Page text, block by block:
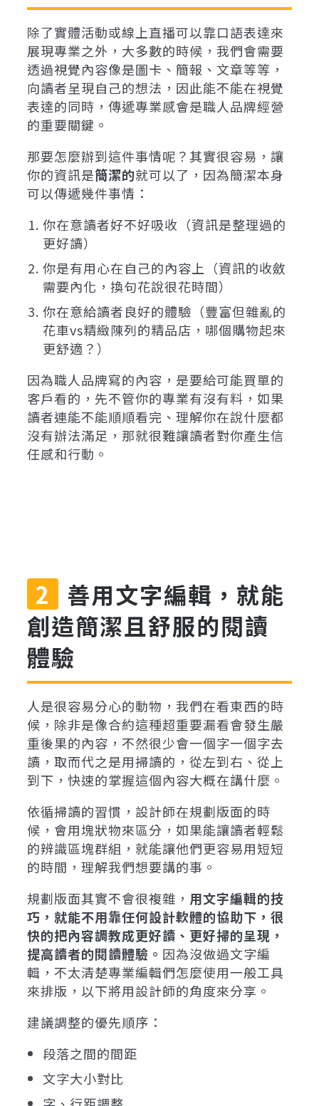
除了實體活動或線上直播可以靠口語表達來
展現專業之外，大多數的時候，我們會需要
透過視覺內容像是圖卡、簡報、文章等等，
向讀者呈現自己的想法，因此能不能在視覺
表達的同時，傳遞專業感會是職人品牌經營
的重要關鍵。
那要怎麼辦到這件事情呢？其實很容易，讓
你的資訊是簡潔的就可以了，因為簡潔本身
可以傳遞幾件事情：
你在意讀者好不好吸收（資訊是整理過的
更好讀）
你是有用心在自己的內容上（資訊的收斂
需要內化，換句花說很花時間）
你在意給讀者良好的體驗（豐富但雜亂的
花車vs精緻陳列的精品店，哪個購物起來
更舒適？）
因為職人品牌寫的內容，是要給可能買單的
客戶看的，先不管你的專業有沒有料，如果
讀者連能不能順順看完、理解你在說什麼都
沒有辦法滿足，那就很難讓讀者對你產生信
任感和行動。
善用文字編輯，就能
創造簡潔且舒服的閱讀
體驗
人是很容易分心的動物，我們在看東西的時
候，除非是像合約這種超重要漏看會發生嚴
重後果的內容，不然很少會一個字一個字去
讀，取而代之是用掃讀的，從左到右、從上
到下，快速的掌握這個內容大概在講什麼。
依循掃讀的習慣，設計師在規劃版面的時
候，會用塊狀物來區分，如果能讓讀者輕鬆
的辨識區塊群組，就能讓他們更容易用短短
的時間，理解我們想要講的事。
規劃版面其實不會很複雜， 用文字編輯的技
巧，就能不用靠任何設計軟體的協助下，很
快的把內容調教成更好讀、更好掃的呈現，
提高讀者的閱讀體驗。 因為沒做過文字編
輯，不太清楚專業編輯們怎麼使用一般工具
來排版，以下將用設計師的角度來分享。
建議調整的優先順序：
段落之間的間距
文字大小對比